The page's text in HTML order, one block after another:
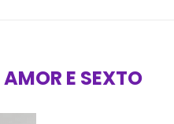
AMOR E SEXTO